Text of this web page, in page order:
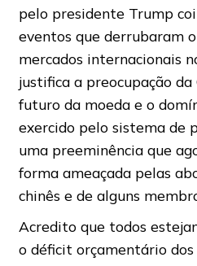
pelo presidente Trump
eventos que derrubaram
mercados internacionais
justifica a preocupação da
futuro da moeda e o
exercido pelo sistema de
uma preeminência que
forma ameaçada pelas
chinês e de alguns
Acredito que todos
o déficit orçamentário dos